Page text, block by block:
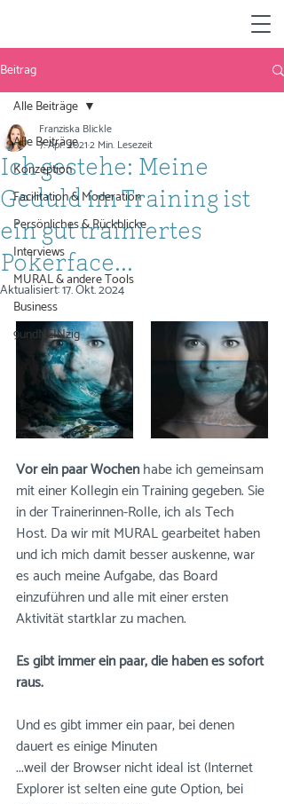
Beitrag
Alle Beiträge
Konzeption
Facilitation & Moderation
Persönliches & Rückblicke
Interviews
MURAL & andere Tools
Business
9undNEINzig
Alle Beiträge
Ich gestehe: Meine
Geduld im Training ist
ein gut trainiertes
Pokerface...
Franziska Blickle
7. Apr. 20212 Min. Lesezeit
Aktualisiert:17. Okt. 2024
Vor ein paar Wochen habe ich gemeinsam
mit einer Kollegin ein Training gegeben. Sie
in der Trainerinnen-Rolle, ich als Tech
Host. Da wir mit MURAL gearbeitet haben
und ich mich damit besser auskenne, war
es auch meine Aufgabe, das Board
einzuführen und alle mit einer ersten
Aktivität startklar zu machen.
Es gibt immer ein paar, die haben es sofort
raus.
Und es gibt immer ein paar, bei denen
dauert es einige Minuten
...weil der Browser nicht ideal ist (Internet
Explorer ist selten eine gute Option, bei